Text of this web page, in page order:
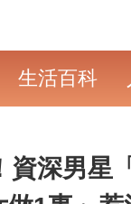
生活百科
資深男